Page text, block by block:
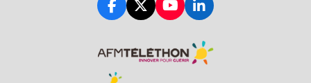
F
a
e
o
X
Y
o
T
u
L
i
k
e